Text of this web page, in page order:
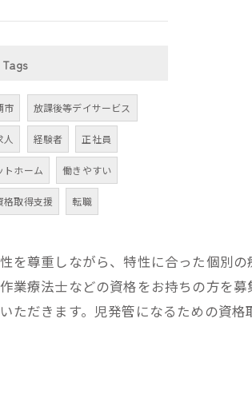
Tags
市 放課後等デイサービス
人 経験者 正社員
トホーム 働きやすい
格取得支援 転職
を尊重しながら、特性に合った個別
業療法士などの資格をお持ちの方を
ただきます。児発管になるための資